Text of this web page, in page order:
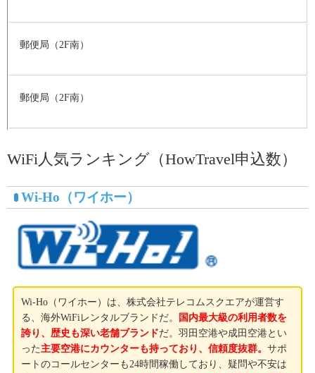
郵便局（2F南）
郵便局（2F南）
WiFi人気ランキング（HowTravel申込数）
Wi-Ho（ワイホー）
Wi-Ho（ワイホー）は、株式会社テレコムスクエアが運営す
る、海外WiFiレンタルブランドだ。
国内最大級の利用者数を
誇り、歴史も深い老舗ブランドだ。羽田空港や成田空港とい
った 主要空港にカウンターも持っており、信頼度抜群。サポ
ートのコールセンターも24時間稼働しており、疑問や不安は